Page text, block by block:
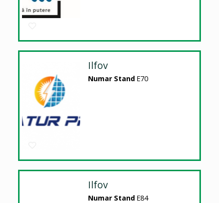
Ilfov
Numar Stand E70
Ilfov
Numar Stand E84